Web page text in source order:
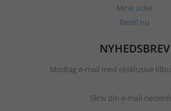
Mine sider
Bestil nu
NYHEDSBREV
Modtag e-mail med eksklusive
Skriv din e-mail